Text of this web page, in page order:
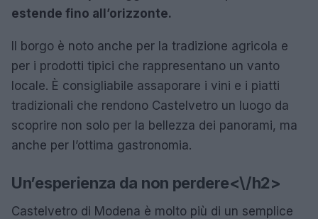
estende fino all’orizzonte.
Il borgo è noto anche per la tradizione agricola e
per i prodotti tipici che rappresentano un vanto
locale. È consigliabile assaporare i vini e i piatti
tradizionali che rendono Castelvetro un luogo da
scoprire non solo per la bellezza dei panorami, ma
anche per l’ottima gastronomia.
Un’esperienza da non perdere<\/h2>
Castelvetro di Modena è molto più di un semplice